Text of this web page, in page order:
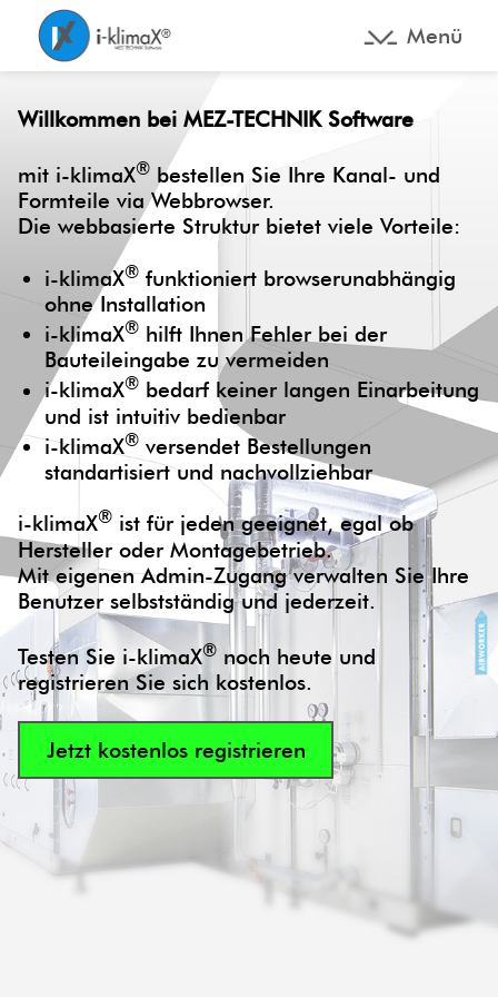
Menü
Willkommen bei MEZ-TECHNIK Software
mit i-klimaX® bestellen Sie Ihre Kanal- und
Formteile via Webbrowser.
Die webbasierte Struktur bietet viele Vorteile:
i-klimaX® funktioniert browserunabhängig
ohne Installation
i-klimaX® hilft Ihnen Fehler bei der
Bauteileingabe zu vermeiden
i-klimaX® bedarf keiner langen Einarbeitung
und ist intuitiv bedienbar
i-klimaX® versendet Bestellungen
standartisiert und nachvollziehbar
i-klimaX® ist für jeden geeignet, egal ob
Hersteller oder Montagebetrieb.
Mit eigenen Admin-Zugang verwalten Sie Ihre
Benutzer selbstständig und jederzeit.
Testen Sie i-klimaX® noch heute und
registrieren Sie sich kostenlos.
Jetzt kostenlos registrieren